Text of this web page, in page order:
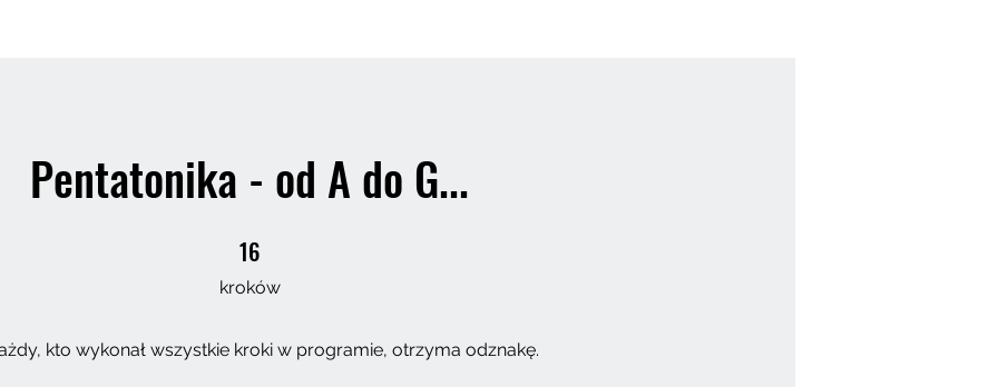
Pentatonika - od A do G...
16
kroków
16 kroków
kto wykonał wszystkie kroki w programie, otrzyma odznakę.